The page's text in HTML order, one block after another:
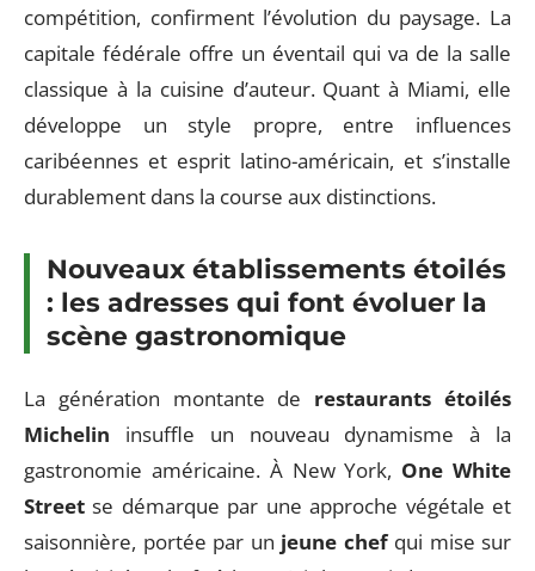
compétition, confirment l’évolution du paysage. La
capitale fédérale offre un éventail qui va de la salle
classique à la cuisine d’auteur. Quant à Miami, elle
développe un style propre, entre influences
caribéennes et esprit latino-américain, et s’installe
durablement dans la course aux distinctions.
Nouveaux établissements étoilés
: les adresses qui font évoluer la
scène gastronomique
La génération montante de restaurants étoilés
Michelin insuffle un nouveau dynamisme à la
gastronomie américaine. À New York, One White
Street se démarque par une approche végétale et
saisonnière, portée par un jeune chefqui mise sur